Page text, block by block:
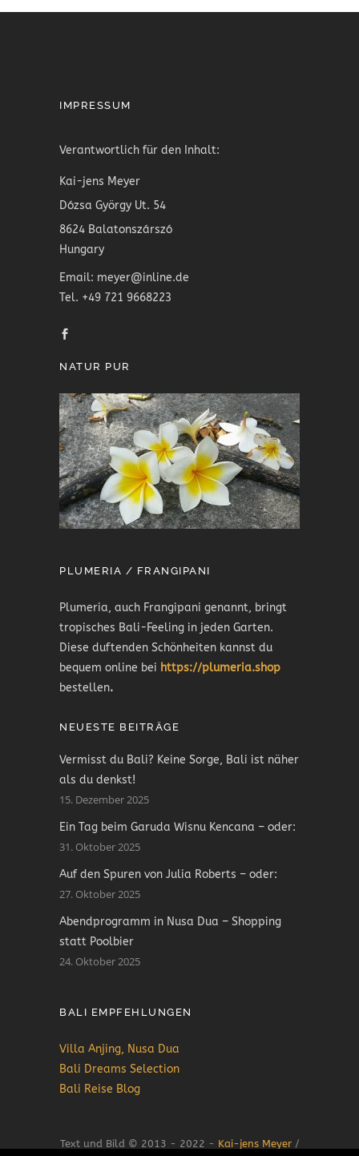
IMPRESSUM
Verantwortlich für den Inhalt:
Kai-jens Meyer
Dózsa György Ut. 54
8624 Balatonszárszó
Hungary
Email: meyer@inline.de
Tel. +49 721 9668223
NATUR PUR
PLUMERIA / FRANGIPANI
Plumeria, auch Frangipani genannt, bringt
tropisches Bali-Feeling in jeden Garten.
Diese duftenden Schönheiten kannst du
bequem online bei https://plumeria.shop
bestellen.
NEUESTE BEITRÄGE
Vermisst du Bali? Keine Sorge, Bali ist näher
als du denkst!
15. Dezember 2025
Ein Tag beim Garuda Wisnu Kencana – oder:
31. Oktober 2025
Auf den Spuren von Julia Roberts – oder:
27. Oktober 2025
Abendprogramm in Nusa Dua – Shopping
statt Poolbier
24. Oktober 2025
BALI EMPFEHLUNGEN
Villa Anjing, Nusa Dua
Bali Dreams Selection
Bali Reise Blog
Text und Bild © 2013 - 2022 - Kai-jens Meyer/